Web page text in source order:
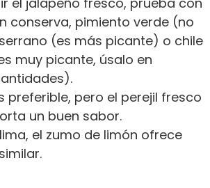
conserva, pimiento verde (no
(es más picante) o chile
muy picante, úsalo en
preferible, pero el perejil fresco
un buen sabor.
el zumo de limón ofrece